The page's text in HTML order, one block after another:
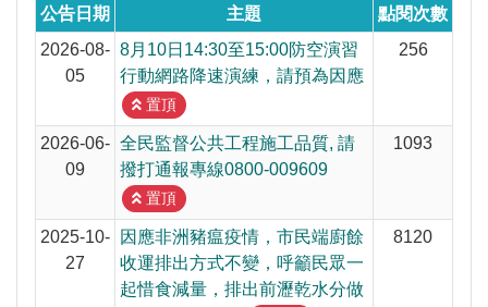
東勢區清潔隊於115年8月18日(星期二)舉辦「清潔
全民監督公共工程施工品質, 請撥打通報專線0800-
防堵非洲豬瘟總動員，因應非洲豬瘟疫情，市民
因應非洲豬瘟疫情，市民端廚餘收運排出方式不變
8月10日14:30至15:00防空演習行動網路降速演練
公告日期 主題
點閱次數
2026-08-
05
8月10日14:30至15:00防空演習
行動網路降速演練，請預為因應
置頂
256
2026-06-
09
全民監督公共工程施工品質, 請
撥打通報專線0800-009609
置頂
1093
2025-10-
27
因應非洲豬瘟疫情，市民端廚餘
收運排出方式不變，呼籲民眾一
起惜食減量，排出前瀝乾水分做
8120